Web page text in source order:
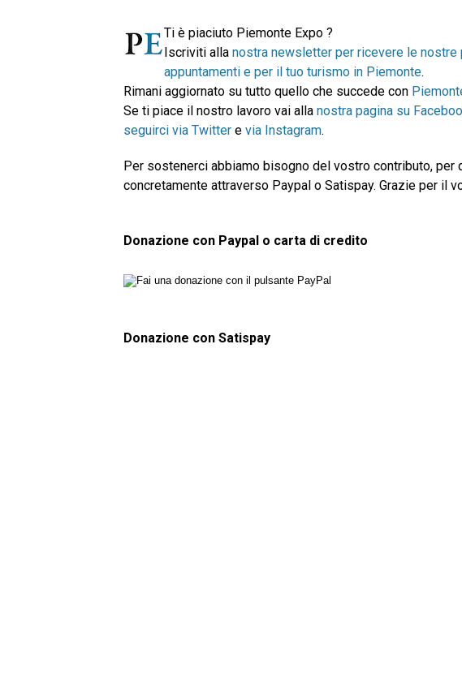
Ti è piaciuto Piemonte Expo ?
Iscriviti alla nostra newsletter per ricevere le
appuntamenti e per il tuo turismo in Piemonte.
Rimani aggiornato su tutto quello che succede con
Se ti piace il nostro lavoro vai alla nostra pagina su
seguirci via Twitter e via Instagram.
Per sostenerci abbiamo bisogno del vostro contributo, per
concretamente attraverso Paypal o Satispay. Grazie per il
Donazione con Paypal o carta di credito
Donazione con Satispay